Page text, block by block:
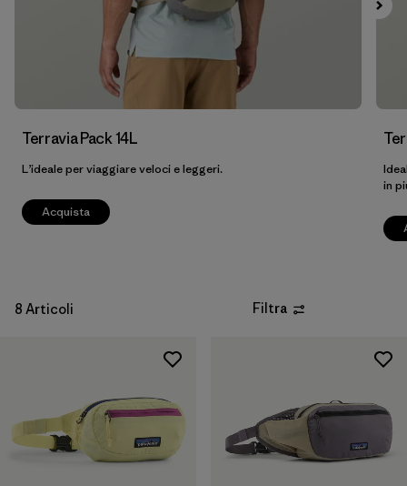
Terravia Pack 14L
L’ideale per viaggiare veloci e leggeri.
Acquista
in
8 Articoli Filtra